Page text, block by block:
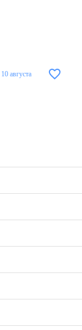
10 августа